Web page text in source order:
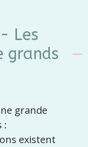
Les
grands
grande
:
existent